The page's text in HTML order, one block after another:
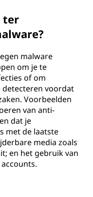
ter
malware
om je te
of om
detecteren voordat
Voorbeelden
van anti-
dat je
met de laatste
media zoals
en het gebruik van